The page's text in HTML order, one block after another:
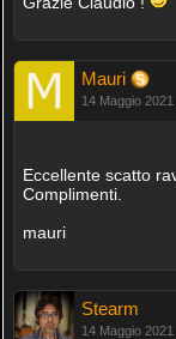
Mauri
14 Maggio
Eccellente scatto
Complimenti.
mauri
Stearm
14 Maggio